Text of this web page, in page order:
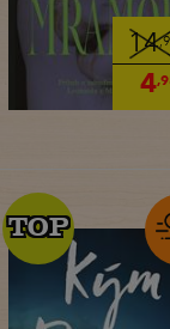
14
4
TOP
TOP